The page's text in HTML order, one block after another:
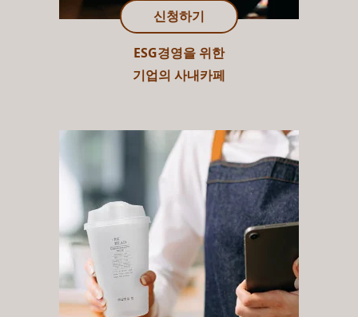
신청하기
ESG경영을 위한
기업의 사내카페